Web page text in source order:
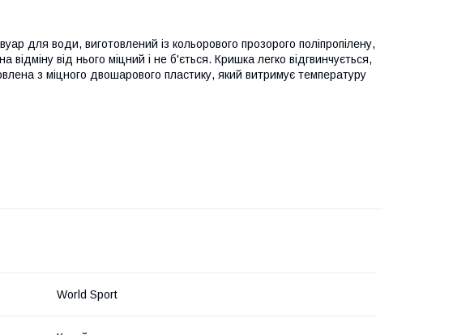
для води, виготовлений із кольорового прозорого поліпропілену,
від нього міцний і не б'ється. Кришка легко відгвинчується,
з міцного двошарового пластику, який витримує температуру
World Sport